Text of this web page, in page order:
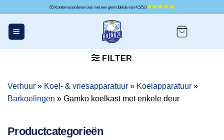
inhoud
65 klanten waarderen ons met een gemiddelde van 4.5/5.0
FILTER
Verhuur » Koel- & vriesapparatuur » Koelapparatuur »
Barkoelingen » Gamko koelkast met enkele deur
Productcategorieën